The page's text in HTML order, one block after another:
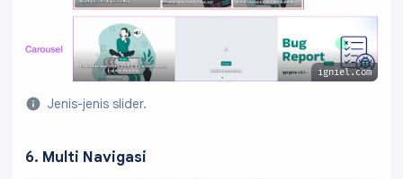
Jenis-jenis slider.
igniel.com
6. Multi Navigasi